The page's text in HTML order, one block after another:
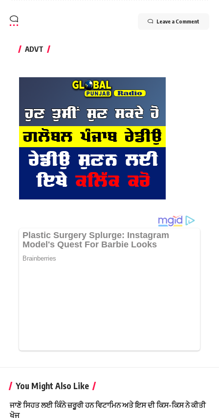
Leave a Comment
ADVT
You Might Also Like
ਜਾਣੋ ਸਿਹਤ ਲਈ ਕਿੰਨੇ ਜ਼ਰੂਰੀ ਹਨ ਵਿਟਾਮਿਨ ਅਤੇ ਇਸ ਦੀ ਕਿਸ-ਕਿਸ ਨੇ ਕੀਤੀ
ਖੋਜ